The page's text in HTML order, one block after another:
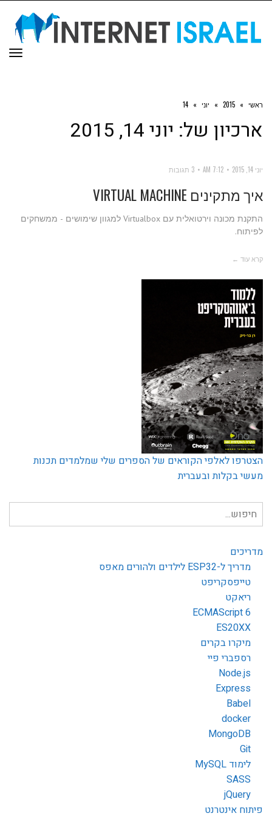
ראשי »
2015
» יוני »
14
ארכיון של: יוני 14, 2015
יוני 14, 2015 7:12 AM 3 תגובות
איך מתקינים VIRTUAL MACHINE
התקנת מכונה וירטואלית עם Virtualbox למגוון שימושים - ממשחקים
לפיתוח.
קרא עוד ←
הצטרפו לאלפי הקוראים של הספרים שלי שמלמדים תכנות
מעשי בקלות ובעברית
חיפוש
עבור:
מדריכים
מדריך ל-ESP32 לילדים ולהורים מאפס
טייפסקריפט
ריאקט
ECMAScript 6
ES20XX
מיקרו בקרים
רספברי פיי
Node.js
Express
Babel
docker
MongoDB
Git
לימוד MySQL
SASS
jQuery
פיתוח אינטרנט